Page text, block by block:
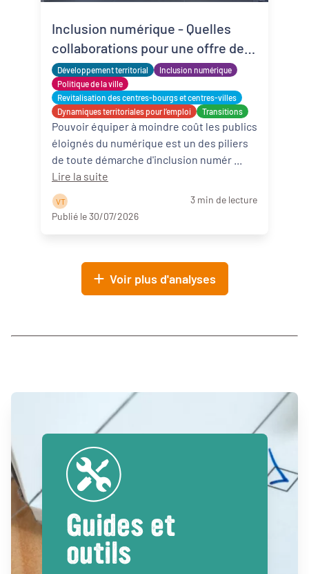
Développement territorial
Inclusion numérique
Politique de la ville
Revitalisation des centres-bourgs et centres-villes
Dynamiques territoriales pour l’emploi
Transitions
Inclusion numérique - Quelles
collaborations pour une offre de
matériels reconditionnés locale,
solidaire et adaptée ?
Pouvoir équiper à moindre coût les publics
éloignés du numérique est un des piliers
Lire la suite
V T
3 min de lecture
Publié le 30/07/2026
Voir plus d'analyses
Guides et
outils